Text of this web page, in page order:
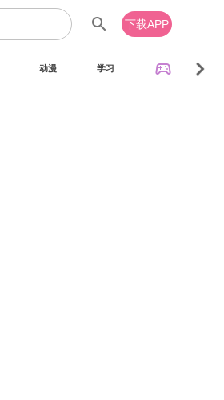
search 下载APP
动漫 学习 sports_esports chevron_right